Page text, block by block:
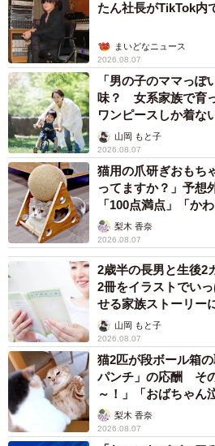
たん社長がTikTok内
まいどなニュース
2026.08.07
「男の子のママっ
味？ 女系家族で育
ワンピースしか着
へんが…
山岡 もと子
2026.08.07
猫用の爪研ぎおもち
ってますか？」予
「100点満点」「か
梨木 香奈
2026.08.07
2歳半の長男と生後
2冊をイラストでい
せる家族ストーリー
山岡 もと子
2026.08.07
猫2匹が段ボール箱
パンチ」の応酬 そ
～！」「おばちゃん
梨木 香奈
2026.08.07